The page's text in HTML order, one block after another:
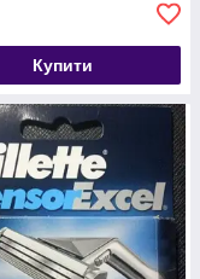
Купити